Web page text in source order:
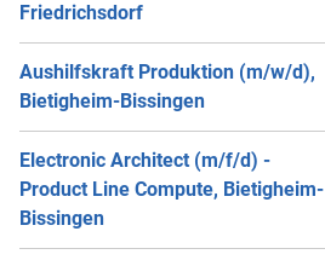
Friedrichsdorf
Aushilfskraft Produktion (m/w/d),
Bietigheim-Bissingen
Electronic Architect (m/f/d) -
Product Line Compute, Bietigheim-
Bissingen